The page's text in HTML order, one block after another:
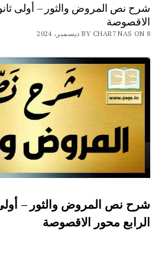
شرح نص المروض والثور – أولى
الاقصوصة
BY CHAR7 NAS ON 8 ديسمبر، 2024
شرح نص المروض والثور –
الرابع محور الاقصوصة